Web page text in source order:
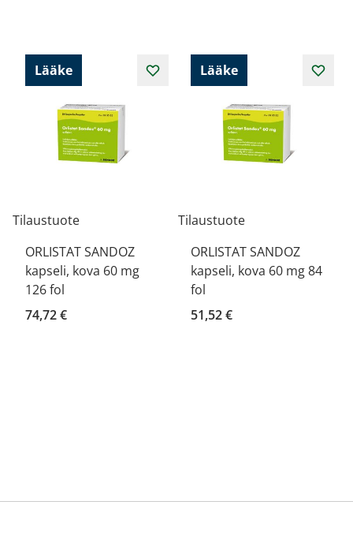
Lääke
Tilaustuote
ORLISTAT SANDOZ
kapseli, kova 60 mg
126 fol
74,72 €
Lääke
Tilaustuote
ORLISTAT SANDOZ
kapseli, kova 60 mg 84
fol
51,52 €